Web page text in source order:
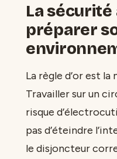
La
préparer
La règle d’or est
Travailler sur un
risque
pas d’éteindre
le disjoncteur